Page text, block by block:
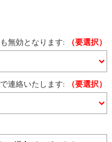
無効となります: （要選択）
連絡いたします: （要選択）